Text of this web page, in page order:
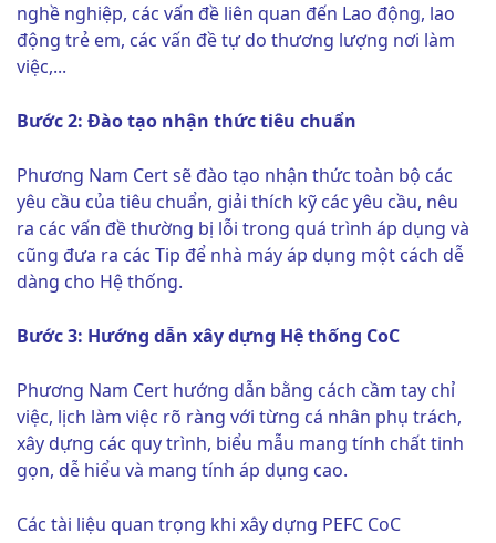
nghề nghiệp, các vấn đề liên quan đến Lao động, lao
động trẻ em, các vấn đề tự do thương lượng nơi làm
việc,...
Bước 2: Đào tạo nhận thức tiêu chuẩn
Phương Nam Cert sẽ đào tạo nhận thức toàn bộ các
yêu cầu của tiêu chuẩn, giải thích kỹ các yêu cầu, nêu
ra các vấn đề thường bị lỗi trong quá trình áp dụng và
cũng đưa ra các Tip để nhà máy áp dụng một cách dễ
dàng cho Hệ thống.
Bước 3: Hướng dẫn xây dựng Hệ thống CoC
Phương Nam Cert hướng dẫn bằng cách cầm tay chỉ
việc, lịch làm việc rõ ràng với từng cá nhân phụ trách,
xây dựng các quy trình, biểu mẫu mang tính chất tinh
gọn, dễ hiểu và mang tính áp dụng cao.
Các tài liệu quan trọng khi xây dựng PEFC CoC